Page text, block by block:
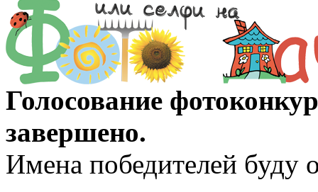
Голосование
завершено.
Имена победителей буду